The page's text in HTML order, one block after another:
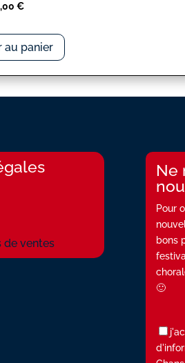
€
au panier
de ventes
Ne
Pour
bons
🙂